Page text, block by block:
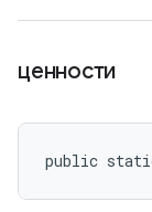
ценности
public